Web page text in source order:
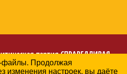
партияСПРАВЕДЛИВАЯ
РОССИЯ
файлы. Продолжая
изменения настроек, вы даёте